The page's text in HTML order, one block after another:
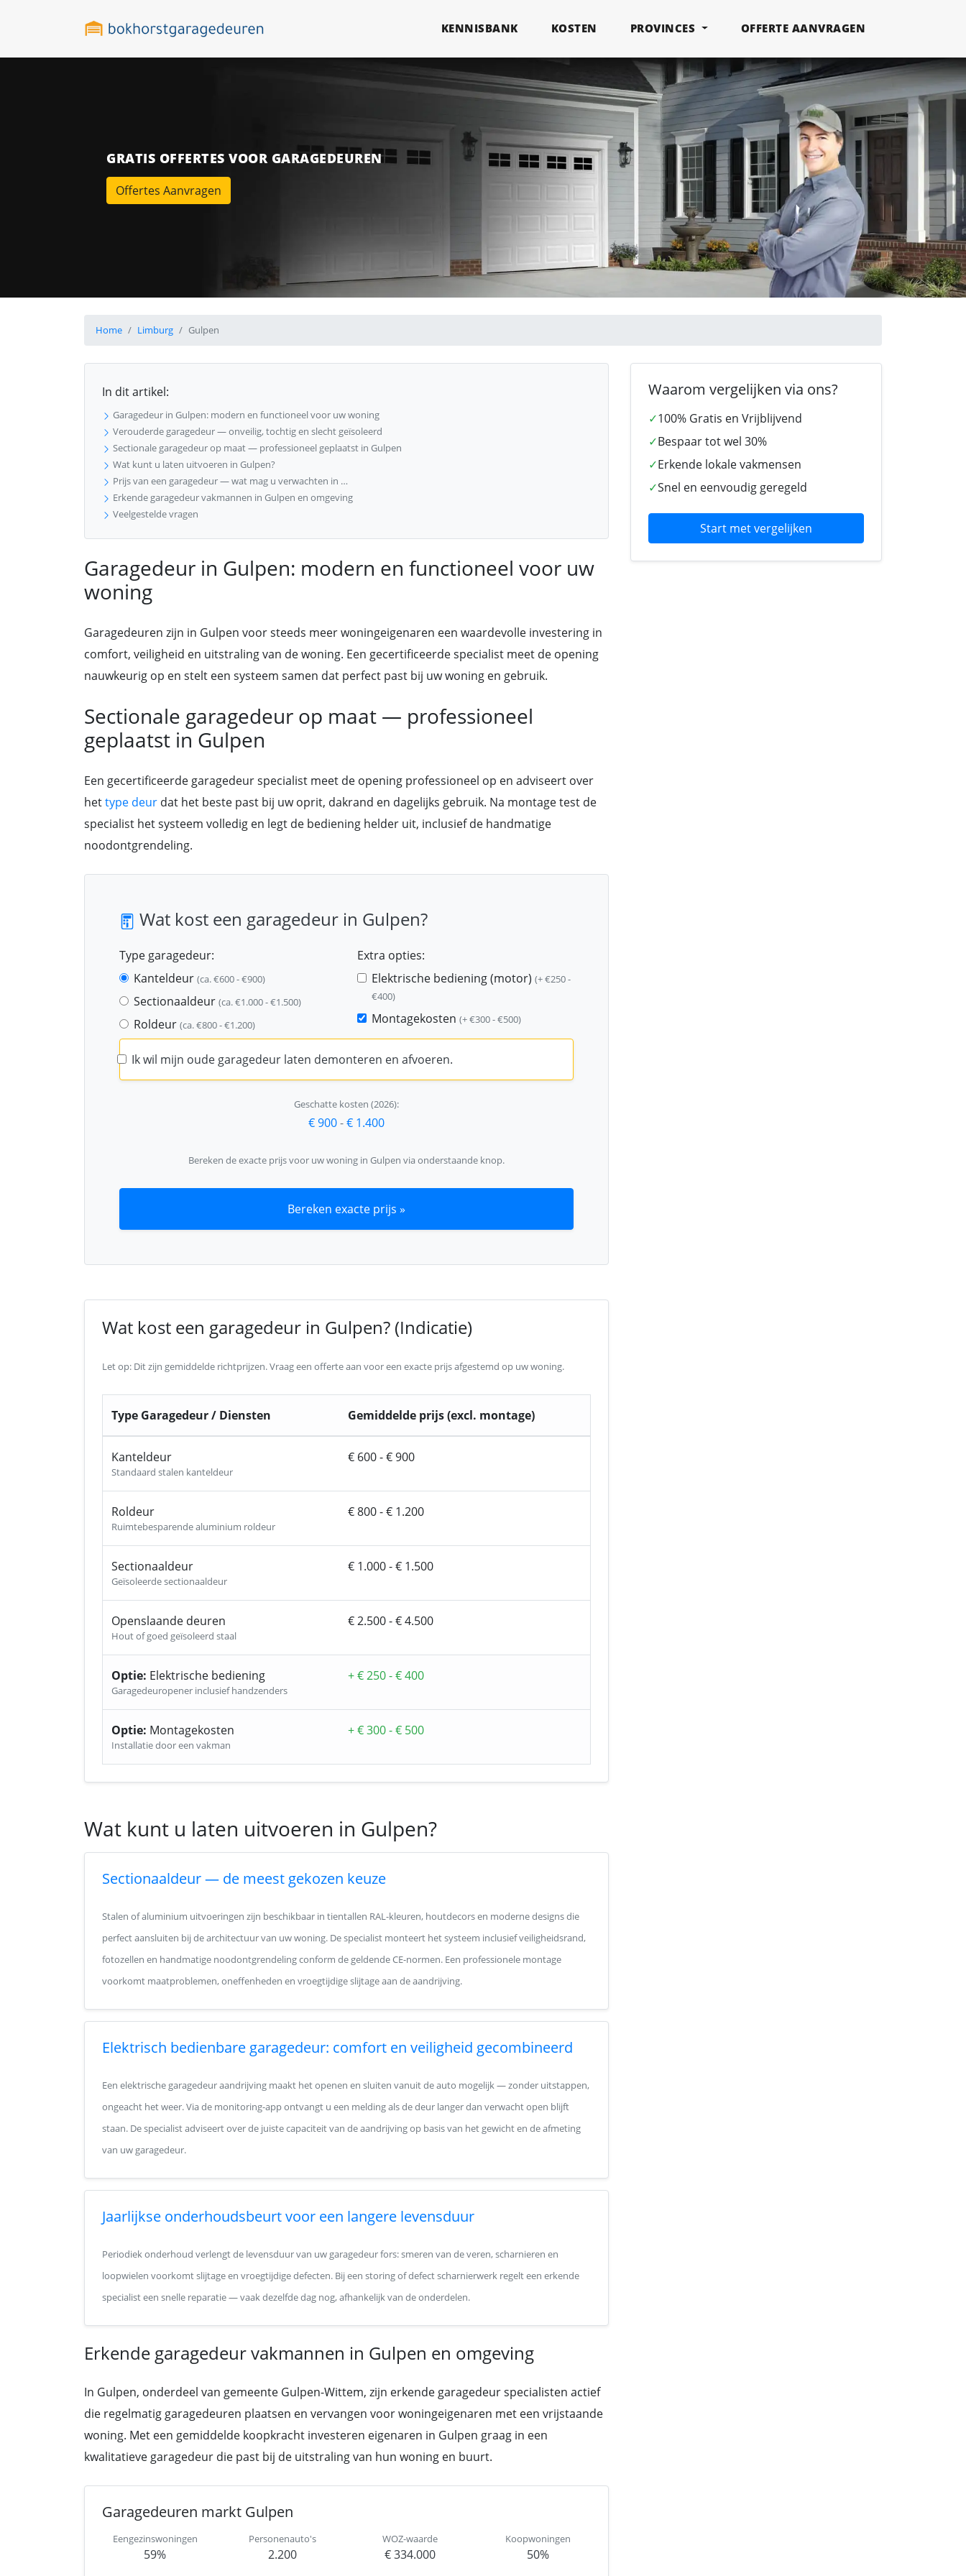
KENNISBANK KOSTEN PROVINCES OFFERTE AANVRAGEN
GRATIS OFFERTES VOOR GARAGEDEUREN
Offertes Aanvragen
Home Limburg Gulpen
In dit artikel:
Garagedeur in Gulpen: modern en functioneel voor uw woning
Verouderde garagedeur — onveilig, tochtig en slecht geïsoleerd
Sectionale garagedeur op maat — professioneel geplaatst in Gulpen
Wat kunt u laten uitvoeren in Gulpen?
Prijs van een garagedeur — wat mag u verwachten in …
Erkende garagedeur vakmannen in Gulpen en omgeving
Veelgestelde vragen
Garagedeur in Gulpen: modern en functioneel voor uw
woning
Garagedeuren zijn in Gulpen voor steeds meer woningeigenaren een waardevolle investering in
comfort, veiligheid en uitstraling van de woning. Een gecertificeerde specialist meet de opening
nauwkeurig op en stelt een systeem samen dat perfect past bij uw woning en gebruik.
Sectionale garagedeur op maat — professioneel
geplaatst in Gulpen
Een gecertificeerde garagedeur specialist meet de opening professioneel op en adviseert over
hettype deur dat het beste past bij uw oprit, dakrand en dagelijks gebruik. Na montage test de
specialist het systeem volledig en legt de bediening helder uit, inclusief de handmatige
noodontgrendeling.
Wat kost een garagedeur in Gulpen?
Type garagedeur:
Kanteldeur (ca. €600 - €900)
Sectionaaldeur (ca. €1.000 - €1.500)
Roldeur (ca. €800 - €1.200)
Extra opties:
Elektrische bediening (motor) (+ €250 -
€400)
Montagekosten (+ €300 - €500)
Ik wil mijn oude garagedeur laten demonteren en afvoeren.
Geschatte kosten (2026):
€ 900-€ 1.400
Bereken de exacte prijs voor uw woning in Gulpen via onderstaande knop.
Bereken exacte prijs »
Wat kost een garagedeur in Gulpen? (Indicatie)
Let op: Dit zijn gemiddelde richtprijzen. Vraag een offerte aan voor een exacte prijs afgestemd op uw woning.
Type Garagedeur / Diensten Gemiddelde prijs (excl. montage)
Kanteldeur
Standaard stalen kanteldeur
€ 600 - € 900
Roldeur
Ruimtebesparende aluminium roldeur
€ 800 - € 1.200
Sectionaaldeur
Geïsoleerde sectionaaldeur
€ 1.000 - € 1.500
Openslaande deuren
Hout of goed geïsoleerd staal
€ 2.500 - € 4.500
Optie: Elektrische bediening
Garagedeuropener inclusief handzenders
+ € 250 - € 400
Optie: Montagekosten
Installatie door een vakman
+ € 300 - € 500
Wat kunt u laten uitvoeren in Gulpen?
Sectionaaldeur — de meest gekozen keuze
Stalen of aluminium uitvoeringen zijn beschikbaar in tientallen RAL-kleuren, houtdecors en moderne designs die
perfect aansluiten bij de architectuur van uw woning. De specialist monteert het systeem inclusief veiligheidsrand,
fotozellen en handmatige noodontgrendeling conform de geldende CE-normen. Een professionele montage
voorkomt maatproblemen, oneffenheden en vroegtijdige slijtage aan de aandrijving.
Elektrisch bedienbare garagedeur: comfort en veiligheid gecombineerd
Een elektrische garagedeur aandrijving maakt het openen en sluiten vanuit de auto mogelijk — zonder uitstappen,
ongeacht het weer. Via de monitoring-app ontvangt u een melding als de deur langer dan verwacht open blijft
staan. De specialist adviseert over de juiste capaciteit van de aandrijving op basis van het gewicht en de afmeting
van uw garagedeur.
Jaarlijkse onderhoudsbeurt voor een langere levensduur
Periodiek onderhoud verlengt de levensduur van uw garagedeur fors: smeren van de veren, scharnieren en
loopwielen voorkomt slijtage en vroegtijdige defecten. Bij een storing of defect scharnierwerk regelt een erkende
specialist een snelle reparatie — vaak dezelfde dag nog, afhankelijk van de onderdelen.
Erkende garagedeur vakmannen in Gulpen en omgeving
In Gulpen, onderdeel van gemeente Gulpen-Wittem, zijn erkende garagedeur specialisten actief
die regelmatig garagedeuren plaatsen en vervangen voor woningeigenaren met een vrijstaande
woning. Met een gemiddelde koopkracht investeren eigenaren in Gulpen graag in een
kwalitatieve garagedeur die past bij de uitstraling van hun woning en buurt.
Garagedeuren markt Gulpen
Eengezinswoningen
59%
Personenauto's
2.200
WOZ-waarde
€ 334.000
Koopwoningen
50%
Waarom vergelijken via ons?
✓100% Gratis en Vrijblijvend
✓Bespaar tot wel 30%
✓Erkende lokale vakmensen
✓Snel en eenvoudig geregeld
Start met vergelijken